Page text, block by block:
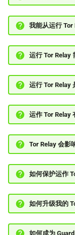
我能从运行 Tor
运行 Tor Relay
运行 Tor Relay
运作 Tor Relay
Tor Relay 会影
如何保护运作
如何升级我的
如何成为 Guard